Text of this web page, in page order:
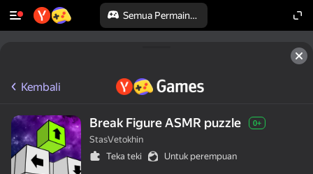
Semua Permainan
Kembali
Break Figure ASMR puzzle 0+
StasVetokhin
Teka teki
Untuk perempuan